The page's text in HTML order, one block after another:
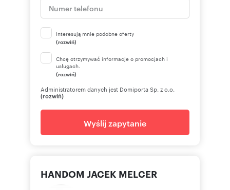
Interesują mnie podobne oferty
(rozwiń)
Chcę otrzymywać informacje o promocjach i
usługach.
(rozwiń)
Administratorem danych jest Domiporta Sp. z o.o.
(rozwiń)
Wyślij zapytanie
HANDOM JACEK MELCER